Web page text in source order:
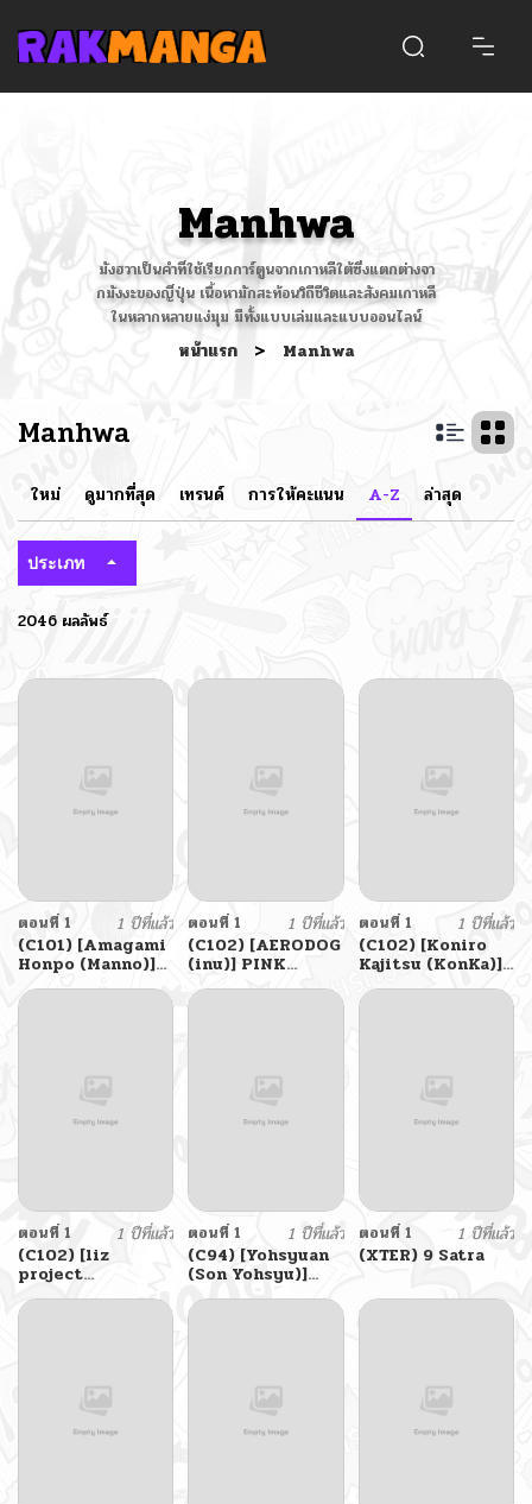
Manhwa
มังฮวาเป็นคำที่ใช้เรียกการ์ตูนจากเกาหลีใต้ซึ่งแตกต่างจา
กมังงะของญี่ปุ่น เนื้อหามักสะท้อนวิถีชีวิตและสังคมเกาหลี
ในหลากหลายแง่มุม มีทั้งแบบเล่มและแบบออนไลน์
หน้าแรก > Manhwa
Manhwa
ใหม่ ดูมากที่สุด เทรนด์ การให้คะแนน A-Z ล่าสุด
ประเภท
2046 ผลลัพธ์
ตอนที่ 1
1 ปีที่แล้ว
(C101) [Amagami
Honpo (Manno)]
Iribitari Gal ni
Manko
ตอนที่ 1
1 ปีที่แล้ว
(C102) [AERODOG
(inu)] PINK
SEMINAR (Blue
Archive)
ตอนที่ 1
1 ปีที่แล้ว
(C102) [Koniro
Kajitsu (KonKa)]
Konbucha wa
Ikaga desu ka
ตอนที่ 1
1 ปีที่แล้ว
(C102) [liz
project
(Miyamoto Liz)]
Setsuna to Icha
ตอนที่ 1
1 ปีที่แล้ว
(C94) [Yohsyuan
(Son Yohsyu)]
Motto Raikou
Mama ni Amaetai
ตอนที่ 1
1 ปีที่แล้ว
(XTER) 9 Satra